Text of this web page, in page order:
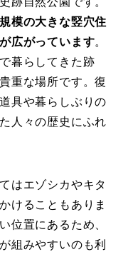
模の大きな竪穴住
広がっています。
暮らしてきた跡
重な場所です。復
具や暮らしぶりの
人々の歴史にふれ
はエゾシカやキタ
けることもありま
位置にあるため、
組みやすいのも利